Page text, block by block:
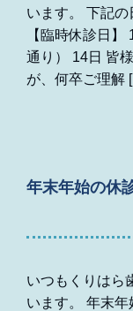
います。 下記の
【臨時休診日
通り） 14日 皆
が、何卒ご理解
年末年始の休
いつもくりはら
います。 年末